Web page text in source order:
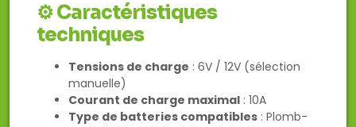
⚙️Caractéristiques
techniques
Tensions de charge : 6V / 12V (sélection
manuelle)
Courant de charge maximal : 10A
Type de batteries compatibles : Plomb-